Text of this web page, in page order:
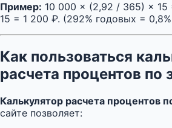
Пример: 10 000 × (2,92 / 365) × 15
15 = 1 200 ₽. (292% годовых =
Как пользоваться
расчета процентов по
Калькулятор расчета процентов
сайте позволяет: